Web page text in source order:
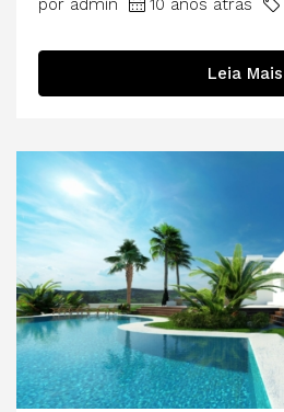
Leia Mais